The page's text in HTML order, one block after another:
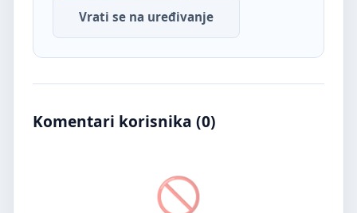
Vrati se na uređivanje
Komentari korisnika (0)